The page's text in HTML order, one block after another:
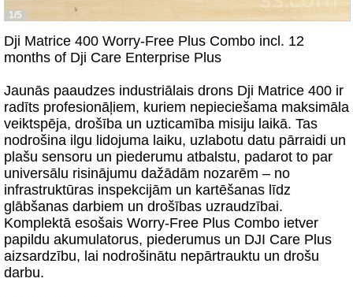
1/5
Dji Matrice 400 Worry-Free Plus Combo incl. 12
months of Dji Care Enterprise Plus
Jaunās paaudzes industriālais drons Dji Matrice 400 ir
radīts profesionāļiem, kuriem nepieciešama maksimāla
veiktspēja, drošība un uzticamība misiju laikā. Tas
nodrošina ilgu lidojuma laiku, uzlabotu datu pārraidi un
plašu sensoru un piederumu atbalstu, padarot to par
universālu risinājumu dažādām nozarēm – no
infrastruktūras inspekcijām un kartēšanas līdz
glābšanas darbiem un drošības uzraudzībai.
Komplektā esošais Worry-Free Plus Combo ietver
papildu akumulatorus, piederumus un DJI Care Plus
aizsardzību, lai nodrošinātu nepārtrauktu un drošu
darbu.